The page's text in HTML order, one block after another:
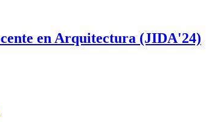
en Arquitectura (JIDA'24)